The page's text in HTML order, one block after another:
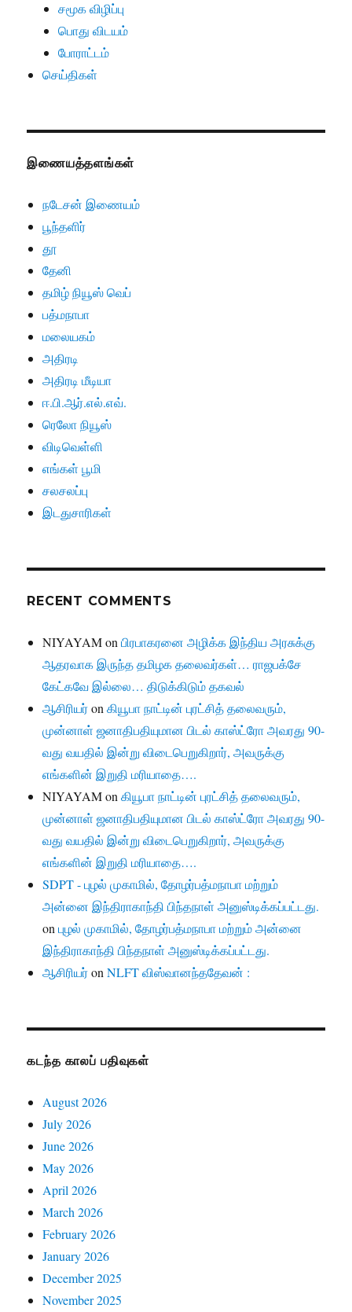
சமூக விழிப்பு
பொது விடயம்
போராட்டம்
செய்திகள்
இணையத்தளங்கள்
நடேசன் இணையம்
பூந்தளிர்
தூ
தேனி
தமிழ் நியூஸ் வெப்
பத்மநாபா
மலையகம்
அதிரடி
அதிரடி மீடியா
ஈ.பி.ஆர்.எல்.எவ்.
ரெலோ நியூஸ்
விடிவெள்ளி
எங்கள் பூமி
சலசலப்பு
இடதுசாரிகள்
RECENT COMMENTS
NIYAYAMonபிரபாகரனை அழிக்க இந்திய அரசுக்கு
ஆதரவாக இருந்த தமிழக தலைவர்கள்… ராஜபக்சே
கேட்கவே இல்லை… திடுக்கிடும் தகவல்
ஆசிரியர்onகியூபா நாட்டின் புரட்சித் தலைவரும்,
முன்னாள் ஜனாதிபதியுமான பிடல் காஸ்ட்ரோ அவரது 90-
வது வயதில் இன்று விடைபெறுகிறார், அவருக்கு
எங்களின் இறுதி மரியாதை….
NIYAYAMonகியூபா நாட்டின் புரட்சித் தலைவரும்,
முன்னாள் ஜனாதிபதியுமான பிடல் காஸ்ட்ரோ அவரது 90-
வது வயதில் இன்று விடைபெறுகிறார், அவருக்கு
எங்களின் இறுதி மரியாதை….
SDPT - புழல் முகாமில், தோழர்பத்மநாபா மற்றும்
அன்னை இந்திராகாந்தி பிந்தநாள் அனுஸ்டிக்கப்பட்டது.
onபுழல் முகாமில், தோழர்பத்மநாபா மற்றும் அன்னை
இந்திராகாந்தி பிந்தநாள் அனுஸ்டிக்கப்பட்டது.
ஆசிரியர்onNLFT விஸ்வானந்ததேவன் :
கடந்த காலப் பதிவுகள்
August 2026
July 2026
June 2026
May 2026
April 2026
March 2026
February 2026
January 2026
December 2025
November 2025